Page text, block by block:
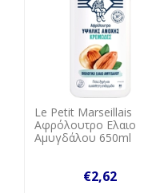
Le Petit Marseillais
Αφρόλουτρο Ελαιο
Αμυγδάλου 650ml
€2,62